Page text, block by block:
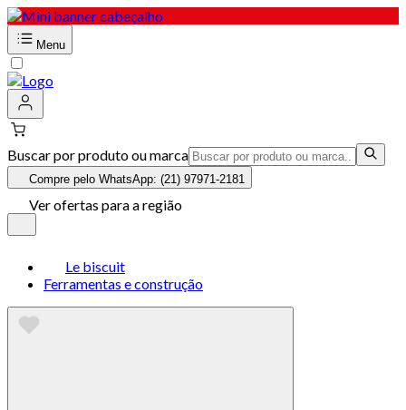
Menu
Buscar por produto ou marca
Compre pelo WhatsApp: (21) 97971-2181
Ver ofertas para a região
Le biscuit
Ferramentas e construção